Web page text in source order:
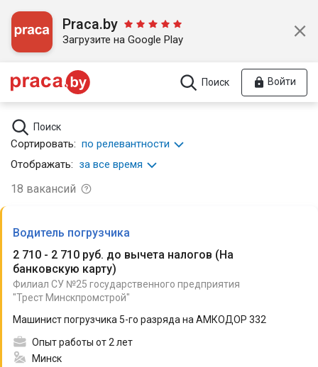
Praca.by
Загрузите на Google Play
Поиск Войти
Поиск
Сортировать: по релевантности
Отображать: за все время
18 вакансий
Водитель погрузчика
2 710 - 2 710 руб. до вычета налогов ( На
банковскую карту)
Филиал СУ №25 государственного предприятия
"Трест Минскпромстрой"
Машинист погрузчика 5-го разряда на АМКОДОР 332
Опыт работы от 2 лет
Минск